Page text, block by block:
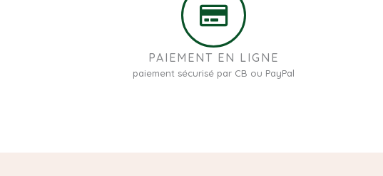
PAIEMENT EN LIGNE
paiement sécurisé par CB ou PayPal